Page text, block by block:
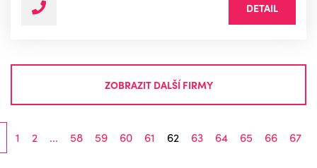
DETAIL
ZOBRAZIT DALŠÍ FIRMY
1 2 ... 58 59 60 61 62 63 64 65 66 67